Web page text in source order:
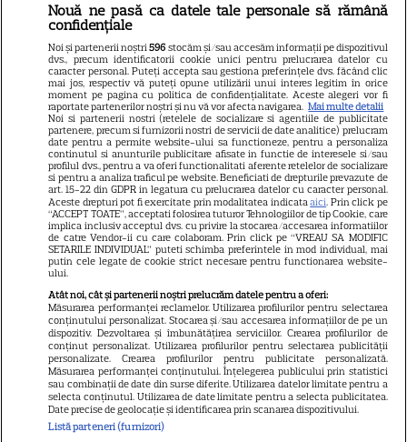
Libertatea
Libertatea pentru femei
GSP
Știri mondene
Avantaje
Elle
Unica
Retete practice
Copyright2026Ringier Romania – Toate Drepturile rezervate
Nouă ne pasă ca datele tale personale să rămână
confidențiale
Noi și partenerii noștri596 stocăm și/sau accesăm informații pe dispozitivul
dvs., precum identificatorii cookie unici pentru prelucrarea datelor cu
caracter personal. Puteți accepta sau gestiona preferințele dvs. făcând clic
mai jos, respectiv vă puteți opune utilizării unui interes legitim în orice
moment pe pagina cu politica de confidențialitate. Aceste alegeri vor fi
raportate partenerilor noștri și nu vă vor afecta navigarea. Mai multe detalii
Noi si partenerii nostri (retelele de socializare si agentiile de publicitate
partenere, precum si furnizorii nostri de servicii de date analitice) prelucram
date pentru a permite website-ului sa functioneze, pentru a personaliza
continutul si anunturile publicitare afisate in functie de interesele si/sau
profilul dvs., pentru a va oferi functionalitati aferente retelelor de socializare
si pentru a analiza traficul pe website. Beneficiati de drepturile prevazute de
art. 15-22 din GDPR in legatura cu prelucrarea datelor cu caracter personal.
Aceste drepturi pot fi exercitate prin modalitatea indicataaici. Prin click pe
“ACCEPT TOATE”, acceptati folosirea tuturor Tehnologiilor de tip Cookie, care
implica inclusiv acceptul dvs. cu privire la stocarea/accesarea informatiilor
de catre Vendor-ii cu care colaboram. Prin click pe “VREAU SA MODIFIC
SETARILE INDIVIDUAL” puteti schimba preferintele in mod individual, mai
putin cele legate de cookie strict necesare pentru functionarea website-
ului.
Atât noi, cât și partenerii noștri prelucrăm datele pentru a oferi:
Măsurarea performanței reclamelor. Utilizarea profilurilor pentru selectarea
conținutului personalizat. Stocarea și/sau accesarea informațiilor de pe un
dispozitiv. Dezvoltarea și îmbunătățirea serviciilor. Crearea profilurilor de
conținut personalizat. Utilizarea profilurilor pentru selectarea publicității
personalizate. Crearea profilurilor pentru publicitate personalizată.
Măsurarea performanței conținutului. Înțelegerea publicului prin statistici
sau combinații de date din surse diferite. Utilizarea datelor limitate pentru a
selecta conținutul. Utilizarea de date limitate pentru a selecta publicitatea.
Date precise de geolocație și identificarea prin scanarea dispozitivului.
Listă parteneri (furnizori)